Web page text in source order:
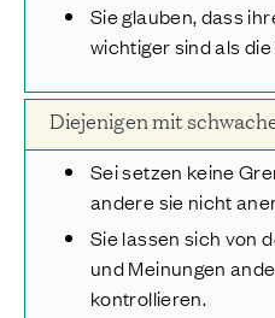
Sie glauben, dass
wichtiger sind als
Diejenigen mit
Sei setzen keine
andere sie nicht
Sie lassen sich von
und Meinungen
kontrollieren.